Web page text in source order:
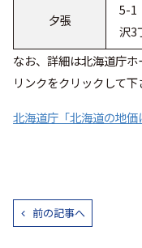
夕張
5-1
沢3
なお、詳細は北海道庁
リンクをクリックして下
北海道庁「北海道の地価
前の記事へ